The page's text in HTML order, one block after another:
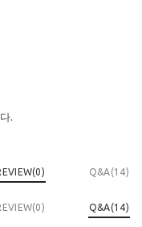
.
0) Q&A(14)
0) Q&A(14)